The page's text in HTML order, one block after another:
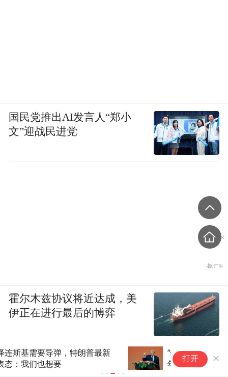
“特朗普想缓和对华关系，美国
年轻人也不想陷入新冷战”
打开
国民党推出AI发言人“郑小
文”迎战民进党
霍尔木兹协议将近达成，美
伊正在进行最后的博弈